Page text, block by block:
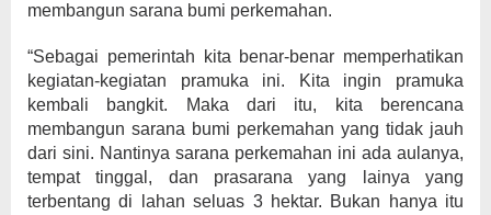
membangun sarana bumi perkemahan.
“Sebagai pemerintah kita benar-benar memperhatikan
kegiatan-kegiatan pramuka ini. Kita ingin pramuka
kembali bangkit. Maka dari itu, kita berencana
membangun sarana bumi perkemahan yang tidak jauh
dari sini. Nantinya sarana perkemahan ini ada aulanya,
tempat tinggal, dan prasarana yang lainya yang
terbentang di lahan seluas 3 hektar. Bukan hanya itu